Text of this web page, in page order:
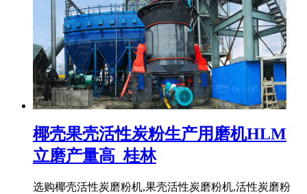
椰壳果壳活性炭粉生产用磨机HLM
立磨产量高_桂林
选购椰壳活性炭磨粉机,果壳活性炭磨粉机,活性炭磨粉